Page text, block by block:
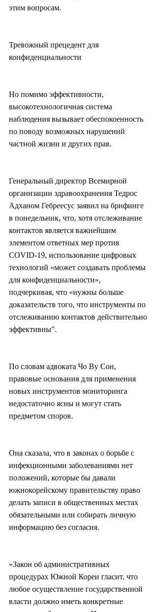
этим вопросам.
Тревожный прецедент для
конфиденциальности
Но помимо эффективности,
высокотехнологичная система
наблюдения вызывает обеспокоенность
по поводу возможных нарушений
частной жизни и других прав.
Генеральный директор Всемирной
организации здравоохранения Тедрос
Адханом Гебреесус заявил на брифинге
в понедельник, что, хотя отслеживание
контактов является важнейшим
элементом ответных мер против
COVID-19, использование цифровых
технологий «может создавать проблемы
для конфиденциальности»,
подчеркивая, что «нужны больше
доказательств того, что инструменты по
отслеживанию контактов действительно
эффективны".
По словам адвоката Чо Ву Сон,
правовые основания для применения
новых инструментов мониторинга
недостаточно ясны и могут стать
предметом споров.
Она сказала, что в законах о борьбе с
инфекционными заболеваниями нет
положений, которые бы давали
южнокорейскому правительству право
делать записи в общественных местах
обязательными или собирать личную
информацию без согласия.
«Закон об административных
процедурах Южной Кореи гласит, что
любое осуществление государственной
власти должно иметь конкретные